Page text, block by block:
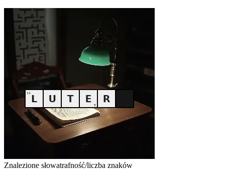
Znalezione słowatrafność/liczba znaków